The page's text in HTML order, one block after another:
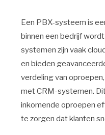
Een PBX-systeem is
binnen een bedrijf
systemen zijn vaak
en bieden
verdeling van
met CRM-systemen.
inkomende oproepen
te zorgen dat klanten